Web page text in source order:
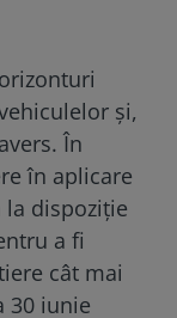
şi,
În
în aplicare
dispoziţie
a fi
cât mai
30 iunie